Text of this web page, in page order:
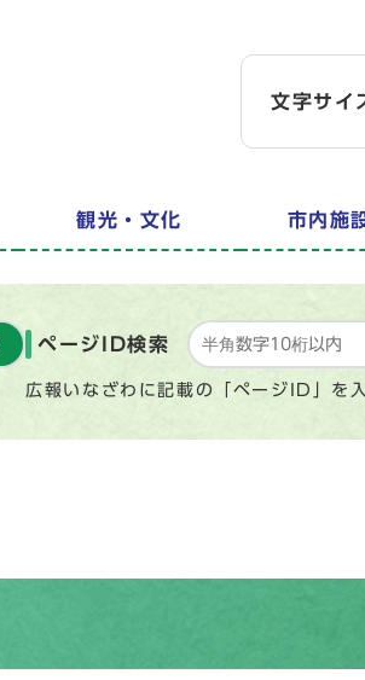
文字サイ
観光・文化 市内施
ページID検索
広報いなざわに記載の「ページID」を